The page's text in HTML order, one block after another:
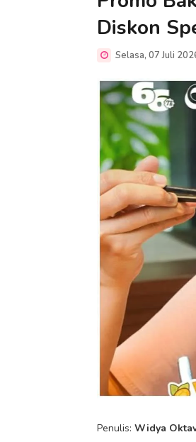
Diskon
Selasa, 07 Juli
Penulis: Widya